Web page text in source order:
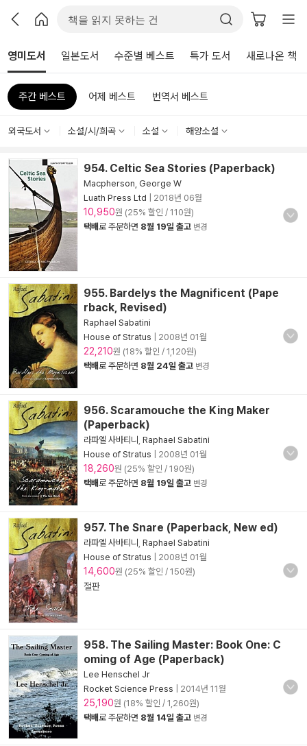
영미도서 일본도서 수준별 베스트 특가 도서 새로나온 책
주간 베스트 어제 베스트 번역서 베스트
외국도서 소설/시/희곡 소설 해양소설
954. Celtic Sea Stories (Paperback)
Macpherson, George W
Luath Press Ltd
2018년 06월
10,950원 (25% 할인 / 110원)
택배로 주문하면 8월 19일 출고 변경
955. Bardelys the Magnificent (Pape
rback, Revised)
Raphael Sabatini
House of Stratus
2008년 01월
22,210원 (18% 할인 / 1,120원)
택배로 주문하면 8월 24일 출고 변경
956. Scaramouche the King Maker
(Paperback)
라파엘 사바티니 Raphael Sabatini
House of Stratus
2008년 01월
18,260원 (25% 할인 / 190원)
택배로 주문하면 8월 19일 출고 변경
957. The Snare (Paperback, New ed)
라파엘 사바티니 Raphael Sabatini
House of Stratus
2008년 01월
14,600원 (25% 할인 / 150원)
절판
958. The Sailing Master: Book One: C
oming of Age (Paperback)
Lee Henschel Jr
Rocket Science Press
2014년 11월
25,190원 (18% 할인 / 1,260원)
택배로 주문하면 8월 14일 출고 변경